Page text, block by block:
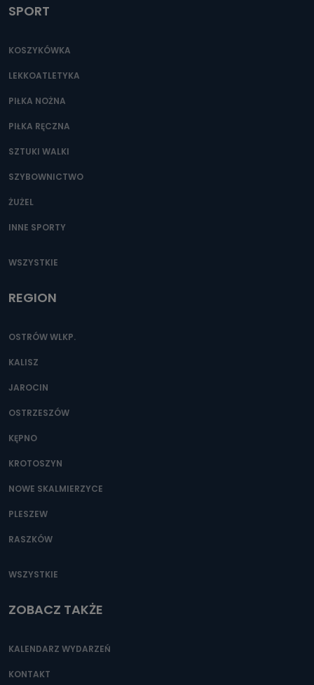
SPORT
KOSZYKÓWKA
LEKKOATLETYKA
PIŁKA NOŻNA
PIŁKA RĘCZNA
SZTUKI WALKI
SZYBOWNICTWO
ŻUŻEL
INNE SPORTY
WSZYSTKIE
REGION
OSTRÓW WLKP.
KALISZ
JAROCIN
OSTRZESZÓW
KĘPNO
KROTOSZYN
NOWE SKALMIERZYCE
PLESZEW
RASZKÓW
WSZYSTKIE
ZOBACZ TAKŻE
KALENDARZ WYDARZEŃ
KONTAKT